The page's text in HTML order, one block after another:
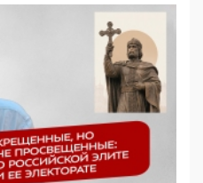
в России, но
определять
Минцифры намерено
право
объекты от
от борца с